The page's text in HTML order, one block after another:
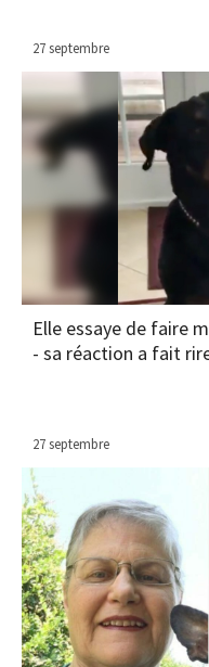
27 septembre
Elle essaye de faire
- sa réaction a fait
27 septembre